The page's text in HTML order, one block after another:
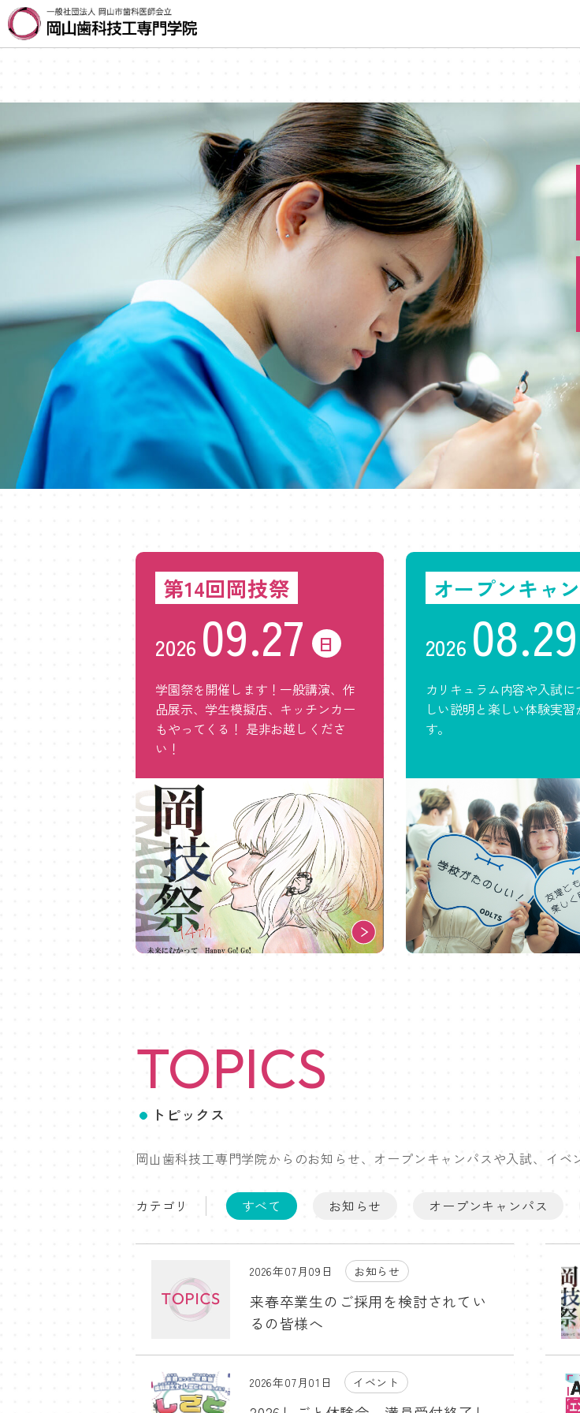
第14回岡技祭
2026 09.27 日
学園祭を開催します！一般講演、作
品展示、学生模擬店、キッチンカー
もやってくる！ 是非お越しくださ
い！
オープンキャ
2026 08.29
カリキュラム内容や入試に
しい説明と楽しい体験実習
す。
TOPICS
トピックス
岡山歯科技工専門学院からのお知らせ、オープンキャンパスや入試、イベ
カテゴリ すべて お知らせ オープンキャンパス
2026年07月09日 お知らせ
来春卒業生のご採用を検討されてい
るの皆様へ
2026年07月01日 イベント